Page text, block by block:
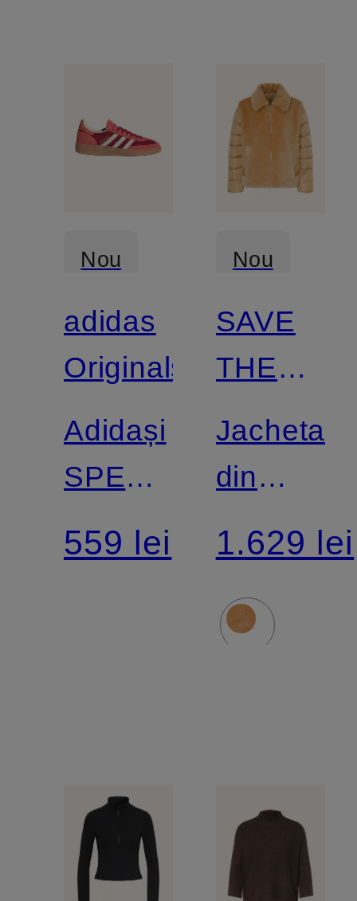
Nou
adidas
Originals
Adidași
SPECIAL
HANDBAL
559 lei
Nou
Certificat
SAVE
THE
DUCK
Jacheta
din
blană
sintetică
HANA
1.629 lei